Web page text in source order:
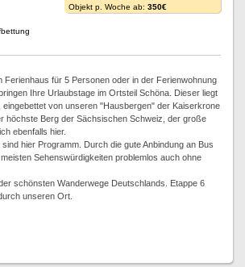
Objekt p. Woche ab: 350€
Ferienhaus für 5 Personen oder in der Ferienwohnung
Ihre Urlaubstage im Ortsteil Schöna. Dieser liegt
eingebettet von unseren "Hausbergen" der Kaiserkrone
höchste Berg der Sächsischen Schweiz, der große
ebenfalls hier.
hier Programm. Durch die gute Anbindung an Bus
Sehenswürdigkeiten problemlos auch ohne
schönsten Wanderwege Deutschlands. Etappe 6
unseren Ort.